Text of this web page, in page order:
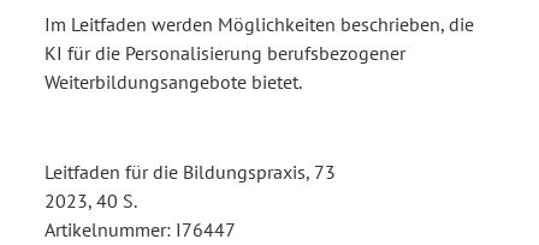
Im Leitfaden werden Möglichkeiten beschrieben, die
KI für die Personalisierung berufsbezogener
Weiterbildungsangebote bietet.
Leitfaden für die Bildungspraxis, 73
2023, 40 S.
Artikelnummer: I76447